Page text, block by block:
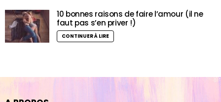
10 bonnes raisons de faire l’amour (il ne
faut pas s’en priver !)
CONTINUER À LIRE